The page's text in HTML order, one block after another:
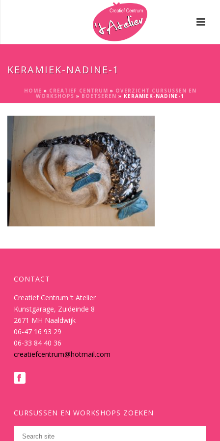
KERAMIEK-NADINE-1
HOME » CREATIEF CENTRUM » OVERZICHT CURSUSSEN EN
WORKSHOPS » BOETSEREN » KERAMIEK-NADINE-1
CONTACT
Creatief Centrum ’t Atelier
Kunstgarage, Zuideinde 8
2671 MH Naaldwijk
06-47 16 93 29
06-33 84 40 36
creatiefcentrum@hotmail.com
CURSUSSEN EN WORKSHOPS ZOEKEN